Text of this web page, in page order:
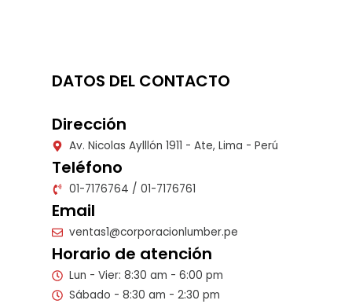
DATOS DEL CONTACTO
Dirección
Av. Nicolas Aylllón 1911 - Ate, Lima - Perú
Teléfono
01-7176764 / 01-7176761
Email
ventas1@corporacionlumber.pe
Horario de atención
Lun - Vier: 8:30 am - 6:00 pm
Sábado - 8:30 am - 2:30 pm